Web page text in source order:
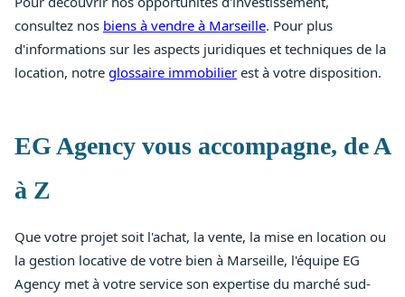
consultez nos biens à vendre à Marseille. Pour plus
d'informations sur les aspects juridiques et techniques de la
location, notre glossaire immobilier est à votre disposition.
EG Agency vous accompagne, de A
à Z
Que votre projet soit l'achat, la vente, la mise en location ou
la gestion locative de votre bien à Marseille, l'équipe EG
Agency met à votre service son expertise du marché sud-